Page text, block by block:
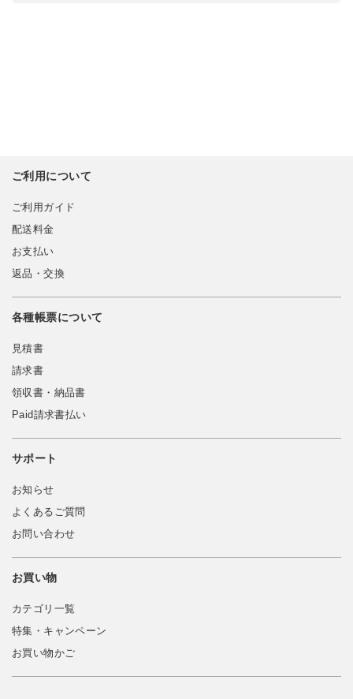
ご利用について
ご利用ガイド
配送料金
お支払い
返品・交換
各種帳票について
見積書
請求書
領収書・納品書
Paid請求書払い
サポート
お知らせ
よくあるご質問
お問い合わせ
お買い物
カテゴリ一覧
特集・キャンペーン
お買い物かご